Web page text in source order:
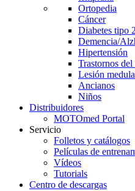
Ortopedia
Cáncer
Diabetes tipo 2
Demencia/
Hipertensión
Trastornos
Lesión
Ancianos
Niños
Distribuidores
MOTOmed Portal
Servicio
Folletos y catálogos
Películas de
Vídeos
Tutorials
Centro de descargas